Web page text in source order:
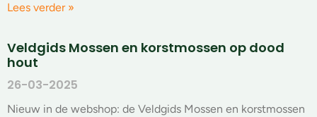
Lees verder »
Veldgids Mossen en korstmossen op dood
hout
26-03-2025
Nieuw in de webshop: de Veldgids Mossen en korstmossen